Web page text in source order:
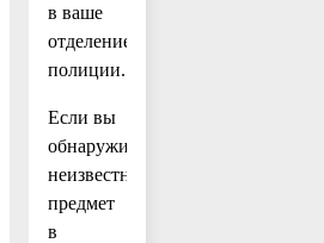
в ваше
отделение
полиции.
Если вы
обнаружили
неизвестный
предмет
в